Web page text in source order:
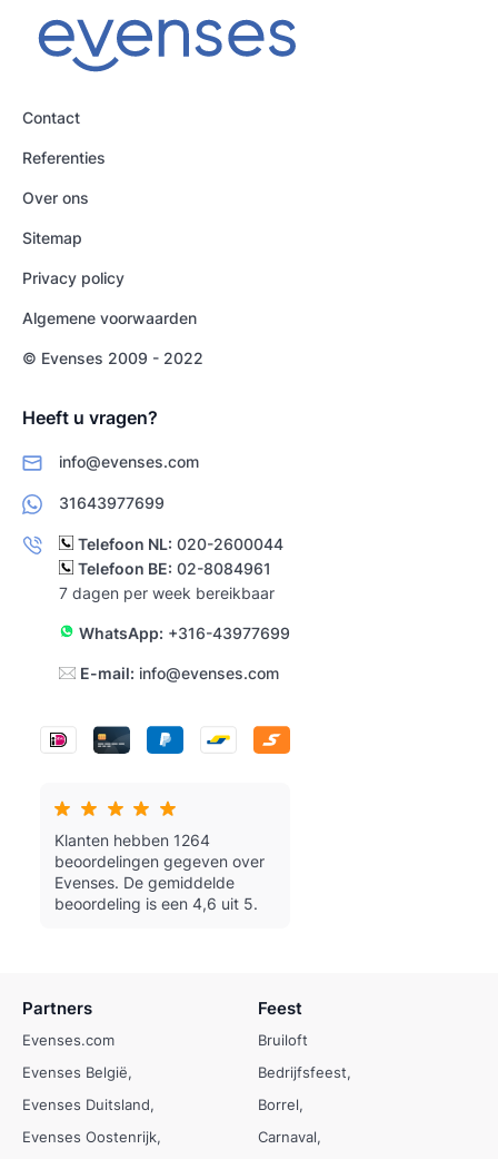
Contact
Referenties
Over ons
Sitemap
Privacy policy
Algemene voorwaarden
© Evenses 2009 - 2022
Heeft u vragen?
info@evenses.com
31643977699
Telefoon NL: 020-2600044
Telefoon BE: 02-8084961
7 dagen per week bereikbaar
WhatsApp: +316-43977699
E-mail: info@evenses.com
Klanten hebben 1264
beoordelingen gegeven over
Evenses. De gemiddelde
beoordeling is een 4,6 uit 5.
Partners
Evenses.com
Evenses België
Evenses Duitsland
Evenses Oostenrijk
Feest
Bruiloft
Bedrijfsfeest
Borrel
Carnaval